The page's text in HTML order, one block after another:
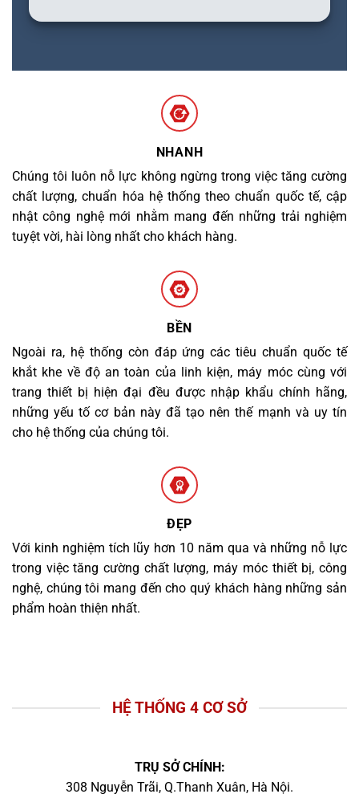
NHANH
Chúng tôi luôn nỗ lực không ngừng trong việc tăng cường
chất lượng, chuẩn hóa hệ thống theo chuẩn quốc tế, cập
nhật công nghệ mới nhằm mang đến những trải nghiệm
tuyệt vời, hài lòng nhất cho khách hàng.
BỀN
Ngoài ra, hệ thống còn đáp ứng các tiêu chuẩn quốc tế
khắt khe về độ an toàn của linh kiện, máy móc cùng với
trang thiết bị hiện đại đều được nhập khẩu chính hãng,
những yếu tố cơ bản này đã tạo nên thế mạnh và uy tín
cho hệ thống của chúng tôi.
ĐẸP
Với kinh nghiệm tích lũy hơn 10 năm qua và những nỗ lực
trong việc tăng cường chất lượng, máy móc thiết bị, công
nghệ, chúng tôi mang đến cho quý khách hàng những sản
phẩm hoàn thiện nhất.
HỆ THỐNG 4 CƠ SỞ
TRỤ SỞ CHÍNH:
308 Nguyễn Trãi, Q.Thanh Xuân, Hà Nội.